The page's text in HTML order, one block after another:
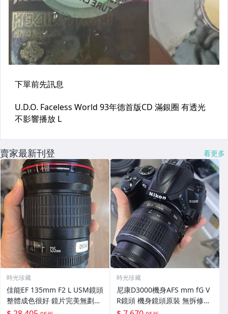
賣家最新刊登 看更多
時光珍藏
佳能EF 135mm F2 L USM鏡頭
整體成色很好 鏡片完美無劃痕
功能一切正常 無拆修無-3430
時光珍藏
尼康D3000機身AFS mm fG V
R鏡頭 機身鏡頭原裝 無拆修無
翻新 有輕微使用痕跡 鏡頭-34